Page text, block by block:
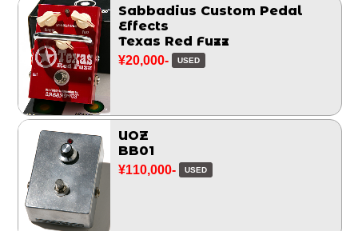
Sabbadius Custom Pedal
Effects
Texas Red Fuzz
¥20,000- USED
UOZ
BB01
¥110,000- USED